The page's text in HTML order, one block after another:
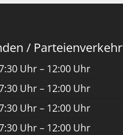
/ Parteienverkehr
Uhr – 12:00 Uhr
Uhr – 12:00 Uhr
Uhr – 12:00 Uhr
Uhr – 12:00 Uhr